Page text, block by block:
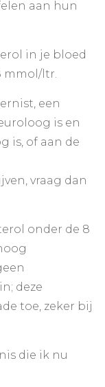
aan hun
in je bloed
mmol/ltr.
een
is en
is, of aan de
vraag dan
onder de 8
deze
toe, zeker bij
die ik nu